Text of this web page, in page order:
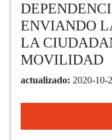
ENVIANDO
LA
MOVILIDAD
actualizado: 2020-10-